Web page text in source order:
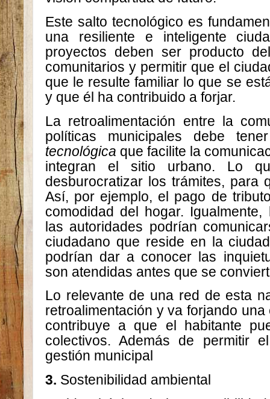
Este salto tecnológico es
una resiliente e inteligente
proyectos deben ser producto
comunitarios y permitir que el
que le resulte familiar lo que se
y que él ha contribuido a forjar.
La retroalimentación entre la
políticas municipales debe
tecnológica que facilite la
integran el sitio urbano. Lo
desburocratizar los trámites, para
Así, por ejemplo, el pago de
comodidad del hogar.
las autoridades podrían
ciudadano que reside en la
podrían dar a conocer las
son atendidas antes que se
Lo relevante de una red de esta
retroalimentación y va forjando
contribuye a que el habitante
colectivos. Además de permitir
gestión municipal
3. Sostenibilidad ambiental